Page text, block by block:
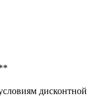
дисконтной